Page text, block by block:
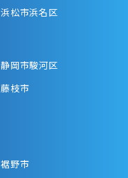
浜松市浜名区
静岡市駿河区
藤枝市
裾野市